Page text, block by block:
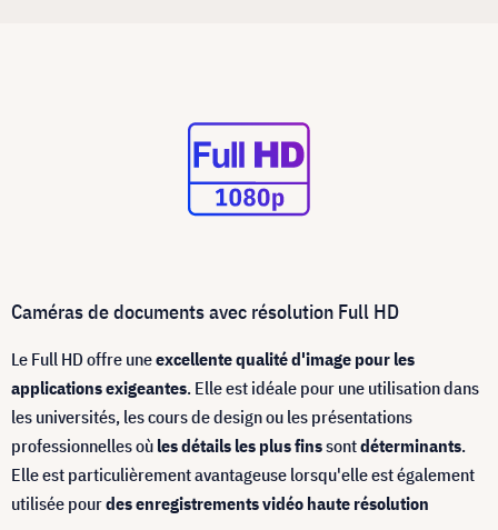
Caméras de documents avec résolution Full HD
Le Full HD offre uneexcellente qualité d'image pour les
applications exigeantes. Elle est idéale pour une utilisation dans
les universités, les cours de design ou les présentations
professionnelles où les détails les plus finssontdéterminants.
Elle est particulièrement avantageuse lorsqu'elle est également
utilisée pourdes enregistrements vidéo haute résolution